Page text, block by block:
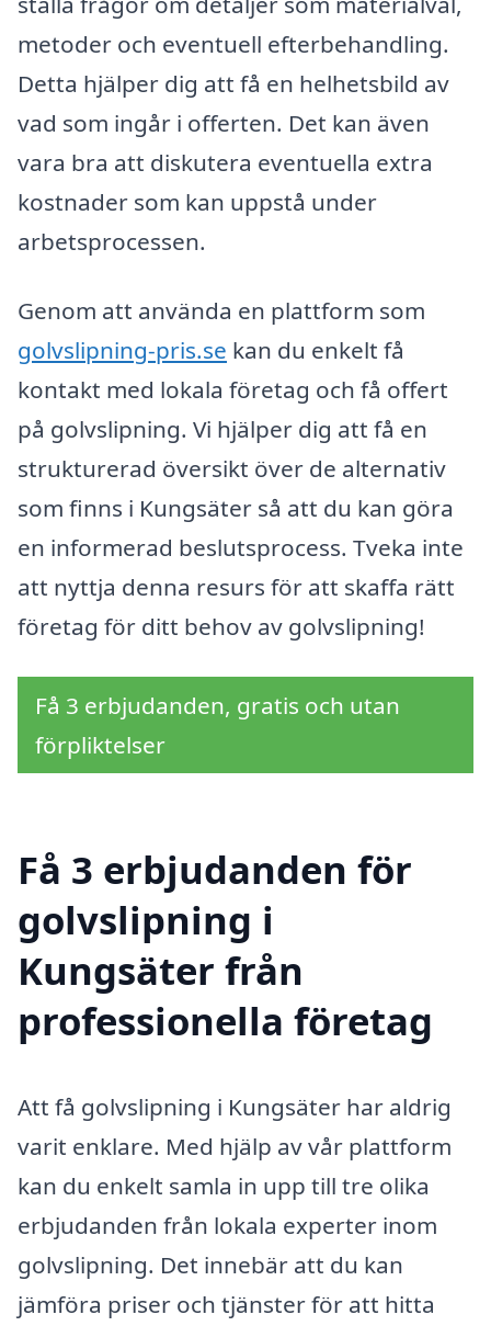
metoder och eventuell efterbehandling.
Detta hjälper dig att få en helhetsbild av
vad som ingår i offerten. Det kan även
vara bra att diskutera eventuella extra
kostnader som kan uppstå under
arbetsprocessen.
Genom att använda en plattform som
golvslipning-pris.se kan du enkelt få
kontakt med lokala företag och få offert
på golvslipning. Vi hjälper dig att få en
strukturerad översikt över de alternativ
som finns i Kungsäter så att du kan göra
en informerad beslutsprocess. Tveka inte
att nyttja denna resurs för att skaffa rätt
företag för ditt behov av golvslipning!
Få 3 erbjudanden, gratis och utan
förpliktelser
Få 3 erbjudanden för
golvslipning i
Kungsäter från
professionella företag
Att få golvslipning i Kungsäter har aldrig
varit enklare. Med hjälp av vår plattform
kan du enkelt samla in upp till tre olika
erbjudanden från lokala experter inom
golvslipning. Det innebär att du kan
jämföra priser och tjänster för att hitta